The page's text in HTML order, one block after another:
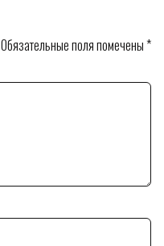
Обязательные поля помечены*